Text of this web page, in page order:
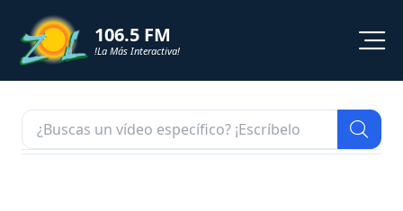
106.5 FM
!La Más Interactiva!
NOTICIAS